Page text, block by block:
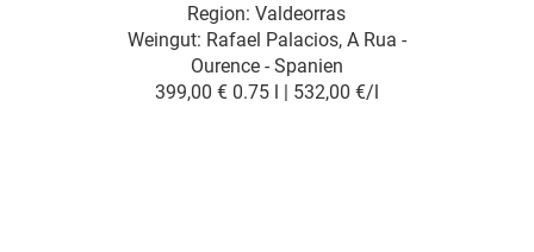
Weingut: Rafael Palacios, A Rua -
Ourence - Spanien
Region: Valdeorras
399,00 € 0.75 l | 532,00 €/l